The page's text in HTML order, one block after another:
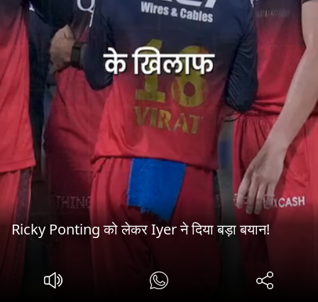
Ricky Ponting को लेकर Iyer ने दिया बड़ा बयान!